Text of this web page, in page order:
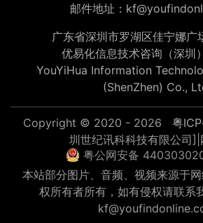
邮件地址：
广东省深圳市罗湖区佳宁娜广
优易化信息技术咨询（深圳
YouYiHua Information
(ShenZhen) Co.,
Copyright © 2020 - 2026 粤
圳世纪讯科科技有限公司]|
粤公网安备
本站部分图片、音频、视频来源于
权所有者所有，如有侵权请联系